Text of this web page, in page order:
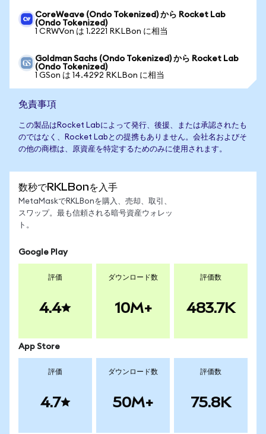
CoreWeave (Ondo Tokenized) から Rocket Lab
(Ondo Tokenized)
1 CRWVon は 1.2221 RKLBon に相当
Goldman Sachs (Ondo Tokenized) から Rocket Lab
(Ondo Tokenized)
1 GSon は 14.4292 RKLBon に相当
免責事項
この製品はRocket Labによって発行、後援、または承認されたも
のではなく、Rocket Labとの提携もありません。会社名およびそ
の他の商標は、原資産を特定するためのみに使用されます。
数秒でRKLBonを入手
MetaMaskでRKLBonを購入、売却、取引、
スワップ。最も信頼される暗号資産ウォレッ
ト。
Google Play
評価
4.4
ダウンロード数
10M+
評価数
483.7K
App Store
評価
4.7
ダウンロード数
50M+
評価数
75.8K